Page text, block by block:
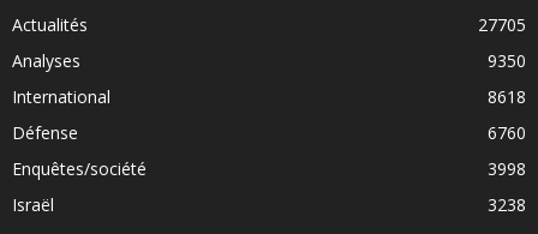
Actualités
27705
Analyses
9350
International
8618
Défense
6760
Enquêtes/société
3998
Israël
3238